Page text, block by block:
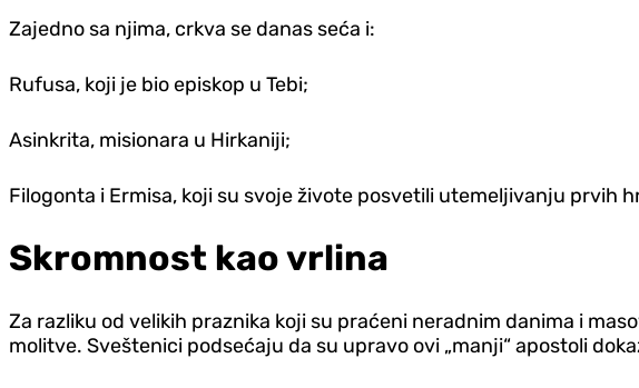
Zajedno sa njima, crkva se danas seća i:
Rufusa, koji je bio episkop u Tebi;
Asinkrita, misionara u Hirkaniji;
Filogonta i Ermisa, koji su svoje živote posvetili utemeljivanju prvih
Skromnost kao vrlina
Za razliku od velikih praznika koji su praćeni neradnim danima i
molitve. Sveštenici podsećaju da su upravo ovi „manji“ apostoli